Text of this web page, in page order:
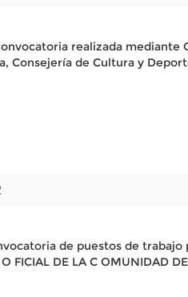
realizada mediante
Consejería de Cultura y
de puestos de
DE LA C OMUNIDAD